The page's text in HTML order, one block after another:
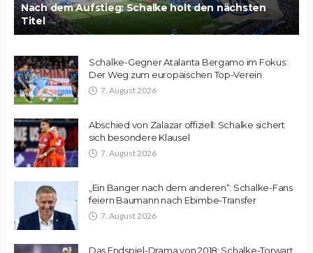
Nach dem Aufstieg: Schalke holt den nächsten
Titel
Schalke-Gegner Atalanta Bergamo im Fokus:
Der Weg zum europäischen Top-Verein
7. August 2026
Abschied von Zalazar offiziell: Schalke sichert
sich besondere Klausel
7. August 2026
„Ein Banger nach dem anderen“: Schalke-Fans
feiern Baumann nach Ebimbe-Transfer
7. August 2026
Das Endspiel-Drama von 2018: Schalke-Torwart